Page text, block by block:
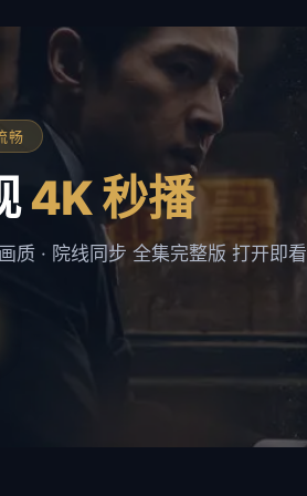
畅
4K 秒播
质 · 院线同步 全集完整版 打开即看